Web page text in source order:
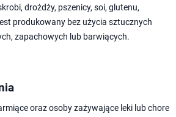
drożdży, pszenicy, soi, glutenu,
produkowany bez użycia sztucznych
zapacho­wych lub barwiących.
oraz osoby zażywające leki lub chore